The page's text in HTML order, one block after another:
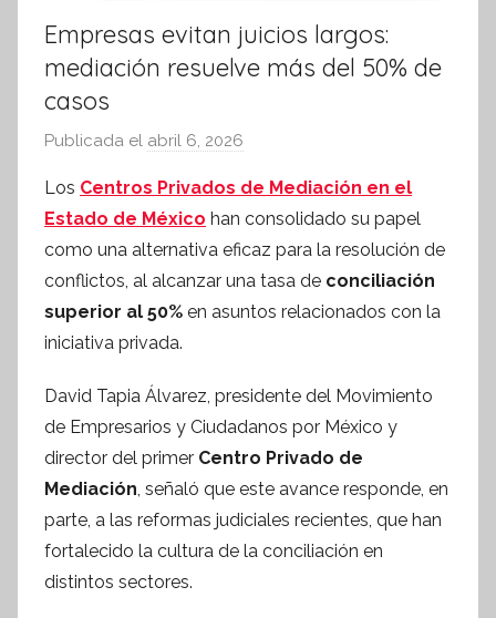
Empresas evitan juicios largos:
mediación resuelve más del 50% de
casos
Publicada el abril 6, 2026
r
S
í
n
t
i
s
I
n
f
o
Los Centros Privados de Mediación en el
Estado de México han consolidado su papel
como una alternativa eficaz para la resolución de
conflictos, al alcanzar una tasa de conciliación
superior al 50% en asuntos relacionados con la
iniciativa privada.
David Tapia Álvarez, presidente del Movimiento
de Empresarios y Ciudadanos por México y
director del primer Centro Privado de
Mediación, señaló que este avance responde, en
parte, a las reformas judiciales recientes, que han
fortalecido la cultura de la conciliación en
distintos sectores.